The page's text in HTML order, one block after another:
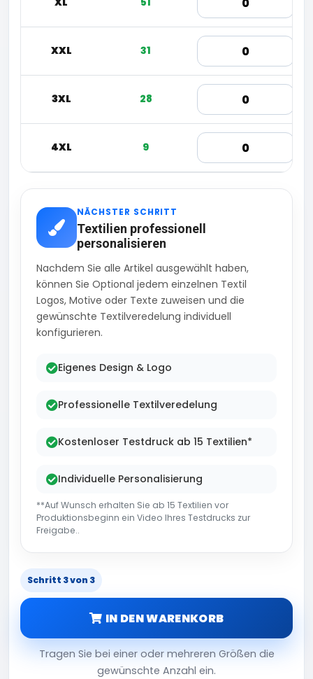
XXL 31
3XL 28
4XL 9
NÄCHSTER SCHRITT
Textilien professionell
personalisieren
Nachdem Sie alle Artikel ausgewählt haben,
können Sie Optional jedem einzelnen Textil
Logos, Motive oder Texte zuweisen und die
gewünschte Textilveredelung individuell
konfigurieren.
Eigenes Design & Logo
Professionelle Textilveredelung
Kostenloser Testdruck ab 15 Textilien*
Individuelle Personalisierung
**Auf Wunsch erhalten Sie ab 15 Textilien vor
Produktionsbeginn ein Video Ihres Testdrucks zur
Freigabe..
Schritt 3 von 3
IN DEN WARENKORB
Tragen Sie bei einer oder mehreren Größen die
gewünschte Anzahl ein.